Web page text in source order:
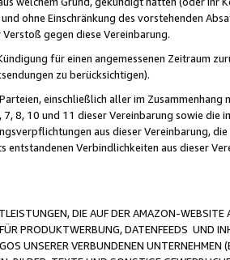
ohne Einschränkung des vorstehenden
gegen diese Vereinbarung.
für einen angemessenen Zeitraum
zu berücksichtigen).
einschließlich aller im Zusammenhang
8, 10 und 11 dieser Vereinbarung sowie
aus dieser Vereinbarung,
Verbindlichkeiten aus dieser
DIE AUF DER AMAZON-
PRODUKTWERBUNG, DATENFEEDS UND
UNSERER VERBUNDENEN UNTERNEHMEN